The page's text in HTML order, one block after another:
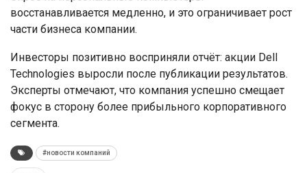
восстанавливается медленно, и это ограничивает рост
части бизнеса компании.
Инвесторы позитивно восприняли отчёт: акции Dell
Technologies выросли после публикации результатов.
Эксперты отмечают, что компания успешно смещает
фокус в сторону более прибыльного корпоративного
сегмента.
#новости компаний